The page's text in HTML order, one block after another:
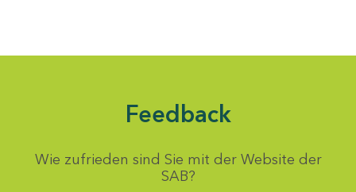
Feedback
Wie zufrieden sind Sie mit der Website der
SAB?